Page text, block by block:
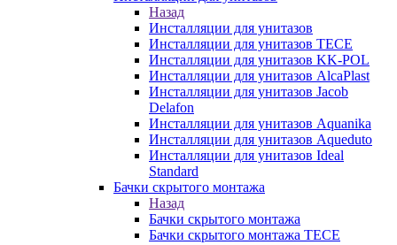
Назад
Инсталляции для унитазов
Инсталляции для унитазов TECE
Инсталляции для унитазов KK-POL
Инсталляции для унитазов AlcaPlast
Инсталляции для унитазов Jacob
Delafon
Инсталляции для унитазов Aquanika
Инсталляции для унитазов Aqueduto
Инсталляции для унитазов Ideal
Standard
Бачки скрытого монтажа
Назад
Бачки скрытого монтажа
Бачки скрытого монтажа TECE